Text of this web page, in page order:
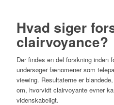
Hvad siger
clairvoyance?
Der findes en del forskning inden
undersøger fænomener som
viewing. Resultaterne er
om, hvorvidt clairvoyante evner
videnskabeligt.